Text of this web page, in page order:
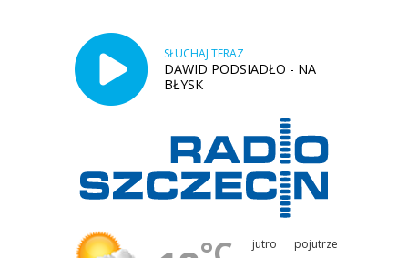
SŁUCHAJ TERAZ
DAWID PODSIADŁO - NA
BŁYSK
jutro pojutrze